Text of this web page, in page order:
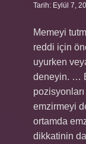
Tarih: Eylül 7,
Memeyi
reddi için
uyurken
deneyin. …
emzirmeyi
ortamda
dikkatinin